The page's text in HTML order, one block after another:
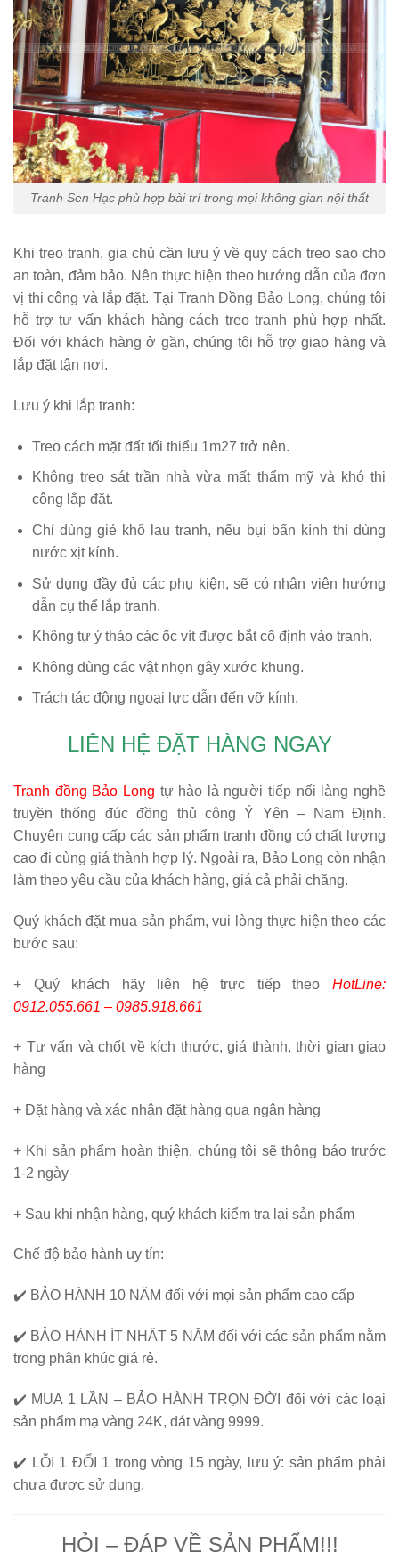
Tranh Sen Hạc phù hợp bài trí trong mọi không gian nội thất
Khi treo tranh, gia chủ cần lưu ý về quy cách treo sao cho
an toàn, đảm bảo. Nên thực hiện theo hướng dẫn của đơn
vị thi công và lắp đặt. Tại Tranh Đồng Bảo Long, chúng tôi
hỗ trợ tư vấn khách hàng cách treo tranh phù hợp nhất.
Đối với khách hàng ở gần, chúng tôi hỗ trợ giao hàng và
lắp đặt tận nơi.
Lưu ý khi lắp tranh:
Treo cách mặt đất tối thiểu 1m27 trở nên.
Không treo sát trần nhà vừa mất thẩm mỹ và khó thi
công lắp đặt.
Chỉ dùng giẻ khô lau tranh, nếu bụi bẩn kính thì dùng
nước xịt kính.
Sử dụng đầy đủ các phụ kiện, sẽ có nhân viên hướng
dẫn cụ thể lắp tranh.
Không tự ý tháo các ốc vít được bắt cố định vào tranh.
Không dùng các vật nhọn gây xước khung.
Trách tác động ngoại lực dẫn đến vỡ kính.
LIÊN HỆ ĐẶT HÀNG NGAY
Tranh đồng Bảo Long tự hào là người tiếp nối làng nghề
truyền thống đúc đồng thủ công Ý Yên – Nam Định.
Chuyên cung cấp các sản phẩm tranh đồng có chất lượng
cao đi cùng giá thành hợp lý. Ngoài ra, Bảo Long còn nhận
làm theo yêu cầu của khách hàng, giá cả phải chăng.
Quý khách đặt mua sản phẩm, vui lòng thực hiện theo các
bước sau:
+ Quý khách hãy liên hệ trực tiếp theo
HotLine:
0912.055.661 – 0985.918.661
+ Tư vấn và chốt về kích thước, giá thành, thời gian giao
hàng
+ Đặt hàng và xác nhận đặt hàng qua ngân hàng
+ Khi sản phẩm hoàn thiện, chúng tôi sẽ thông báo trước
1-2 ngày
+ Sau khi nhận hàng, quý khách kiểm tra lại sản phẩm
Chế độ bảo hành uy tín:
✔️ BẢO HÀNH 10 NĂM đối với mọi sản phẩm cao cấp
✔️ BẢO HÀNH ÍT NHẤT 5 NĂM đối với các sản phẩm nằm
trong phân khúc giá rẻ.
✔️ MUA 1 LẦN – BẢO HÀNH TRỌN ĐỜI đối với các loại
sản phẩm mạ vàng 24K, dát vàng 9999.
✔️ LỖI 1 ĐỔI 1 trong vòng 15 ngày, lưu ý: sản phẩm phải
chưa được sử dụng.
HỎI – ĐÁP VỀ SẢN PHẨM!!!